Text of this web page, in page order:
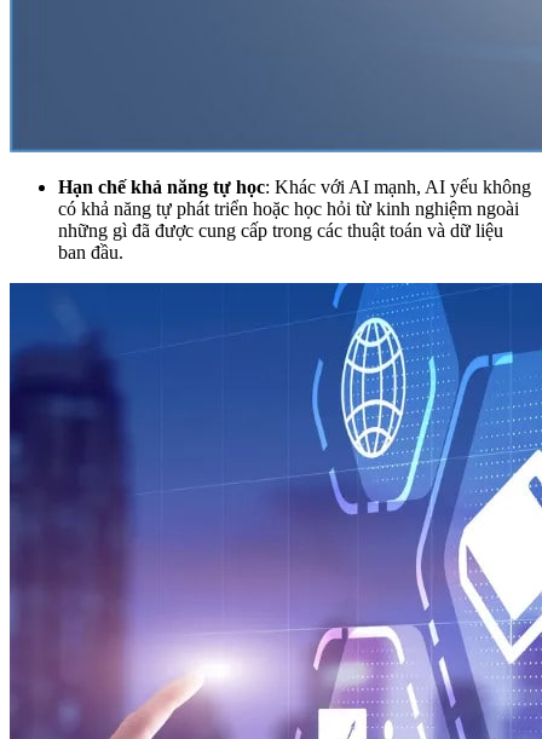
Hạn chế khả năng tự học: Khác với AI mạnh, AI yếu không
có khả năng tự phát triển hoặc học hỏi từ kinh nghiệm ngoài
những gì đã được cung cấp trong các thuật toán và dữ liệu
ban đầu.